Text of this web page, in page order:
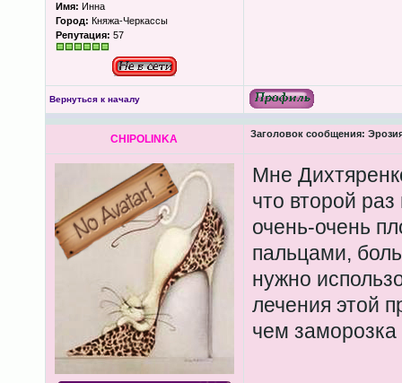
Имя: Инна
Город: Княжа-Черкассы
Репутация: 57
Вернуться к началу
CHIPOLINKA Заголовок сообщения:
Мне
что второй
очень-очень
пальцами,
нужно
лечения этой
чем